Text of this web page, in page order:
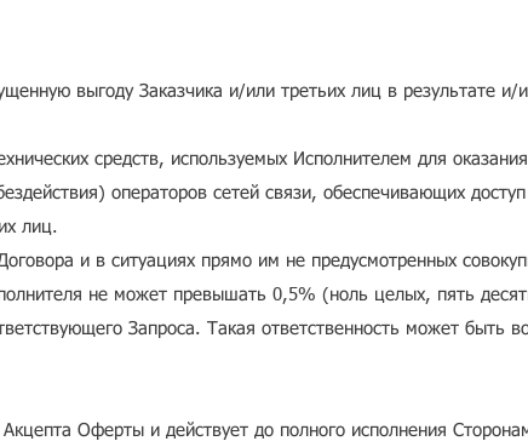
выгоду Заказчика и/или третьих лиц в результате и/
средств, используемых Исполнителем для
операторов сетей связи, обеспечивающих
лиц.
и в ситуациях прямо им не предусмотренных
не может превышать 0,5% (ноль целых, пять
Запроса. Такая ответственность может быть
Оферты и действует до полного исполнения